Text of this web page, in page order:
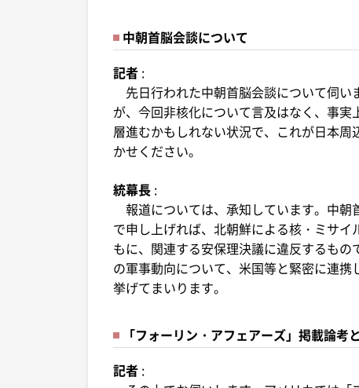
中朝首脳会談について
記者 :
先日行われた中朝首脳会談について伺い
が、今回非核化について言及はなく、事
層進むかもしれない状況で、これが日本
かせください。
統幕長 :
報道については、承知しています。中朝
で申し上げれば、北朝鮮による核・ミサ
もに、関連する安保理決議に違反するも
の軍事動向について、米国等と緊密に連
挙げてまいります。
「フォーリン・アフェアーズ」掲載論
記者 :